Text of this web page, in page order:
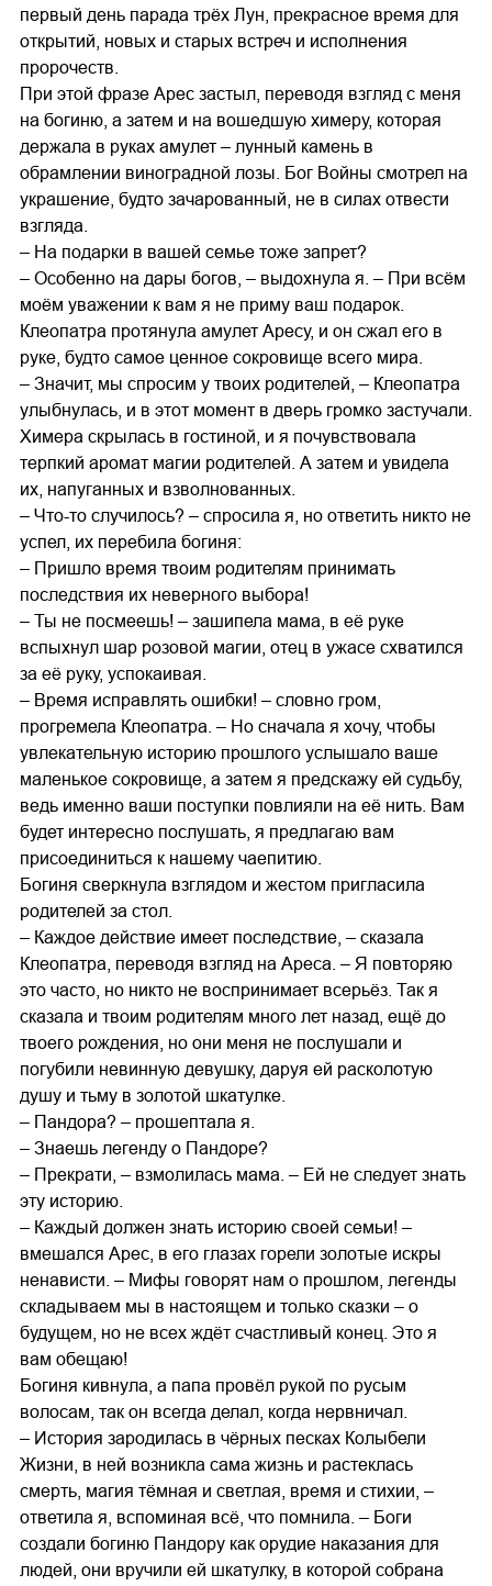
первый день парада трёх Лун, прекрасное время для
открытий, новых и старых встреч и исполнения
пророчеств.
При этой фразе Арес застыл, переводя взгляд с меня
на богиню, а затем и на вошедшую химеру, которая
держала в руках амулет – лунный камень в
обрамлении виноградной лозы. Бог Войны смотрел на
украшение, будто зачарованный, не в силах отвести
взгляда.
– На подарки в вашей семье тоже запрет?
– Особенно на дары богов, – выдохнула я. – При всём
моём уважении к вам я не приму ваш подарок.
Клеопатра протянула амулет Аресу, и он сжал его в
руке, будто самое ценное сокровище всего мира.
– Значит, мы спросим у твоих родителей, – Клеопатра
улыбнулась, и в этот момент в дверь громко застучали.
Химера скрылась в гостиной, и я почувствовала
терпкий аромат магии родителей. А затем и увидела
их, напуганных и взволнованных.
– Что-то случилось? – спросила я, но ответить никто не
успел, их перебила богиня:
– Пришло время твоим родителям принимать
последствия их неверного выбора!
– Ты не посмеешь! – зашипела мама, в её руке
вспыхнул шар розовой магии, отец в ужасе схватился
за её руку, успокаивая.
– Время исправлять ошибки! – словно гром,
прогремела Клеопатра. – Но сначала я хочу, чтобы
увлекательную историю прошлого услышало ваше
маленькое сокровище, а затем я предскажу ей судьбу,
ведь именно ваши поступки повлияли на её нить. Вам
будет интересно послушать, я предлагаю вам
присоединиться к нашему чаепитию.
Богиня сверкнула взглядом и жестом пригласила
родителей за стол.
– Каждое действие имеет последствие, – сказала
Клеопатра, переводя взгляд на Ареса. – Я повторяю
это часто, но никто не воспринимает всерьёз. Так я
сказала и твоим родителям много лет назад, ещё до
твоего рождения, но они меня не послушали и
погубили невинную девушку, даруя ей расколотую
душу и тьму в золотой шкатулке.
– Пандора? – прошептала я.
– Знаешь легенду о Пандоре?
– Прекрати, – взмолилась мама. – Ей не следует знать
эту историю.
– Каждый должен знать историю своей семьи! –
вмешался Арес, в его глазах горели золотые искры
ненависти. – Мифы говорят нам о прошлом, легенды
складываем мы в настоящем и только сказки – о
будущем, но не всех ждёт счастливый конец. Это я
вам обещаю!
Богиня кивнула, а папа провёл рукой по русым
волосам, так он всегда делал, когда нервничал.
– История зародилась в чёрных песках Колыбели
Жизни, в ней возникла сама жизнь и растеклась
смерть, магия тёмная и светлая, время и стихии, –
ответила я, вспоминая всё, что помнила. – Боги
создали богиню Пандору как орудие наказания для
людей, они вручили ей шкатулку, в которой собрана